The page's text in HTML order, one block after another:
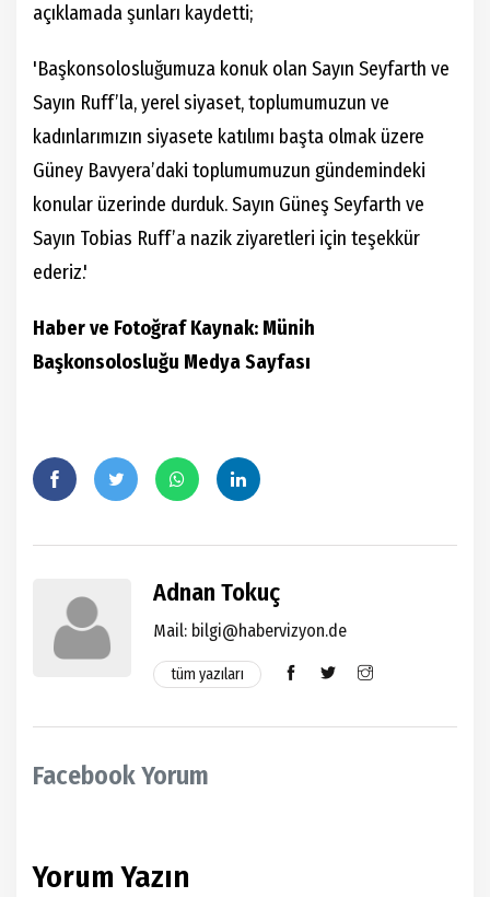
açıklamada şunları kaydetti;
'Başkonsolosluğumuza konuk olan Sayın Seyfarth ve
Sayın Ruff’la, yerel siyaset, toplumumuzun ve
kadınlarımızın siyasete katılımı başta olmak üzere
Güney Bavyera’daki toplumumuzun gündemindeki
konular üzerinde durduk. Sayın Güneş Seyfarth ve
Sayın Tobias Ruff’a nazik ziyaretleri için teşekkür
ederiz.'
Haber ve Fotoğraf Kaynak: Münih
Başkonsolosluğu Medya Sayfası
Adnan Tokuç
Mail: bilgi@habervizyon.de
tüm yazıları
Facebook Yorum
Yorum Yazın